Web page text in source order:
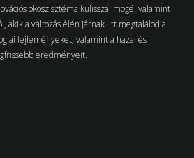
ökoszisztéma kulisszái mögé, valamint
akik a változás élén járnak. Itt megtalálod a
fejleményeket, valamint a hazai és
eredményeit.